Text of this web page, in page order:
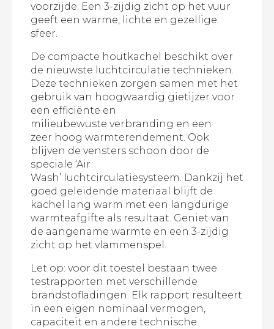
voorzijde. Een 3-zijdig zicht op het vuur
geeft een warme, lichte en gezellige
sfeer.
De compacte houtkachel beschikt over
de nieuwste luchtcirculatie technieken.
Deze technieken zorgen samen met het
gebruik van hoogwaardig gietijzer voor
een efficiënte en
milieubewuste verbranding en een
zeer hoog warmterendement. Ook
blijven de vensters schoon door de
speciale ‘Air
Wash’ luchtcirculatiesysteem. Dankzij het
goed geleidende materiaal blijft de
kachel lang warm met een langdurige
warmteafgifte als resultaat. Geniet van
de aangename warmte en een 3-zijdig
zicht op het vlammenspel.
Let op: voor dit toestel bestaan twee
testrapporten met verschillende
brandstofladingen. Elk rapport resulteert
in een eigen nominaal vermogen,
capaciteit en andere technische